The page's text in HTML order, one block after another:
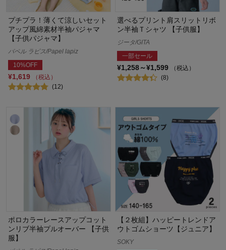
プチプラ！薄くて涼しいセット
アップ風綿素材半袖パジャマ
【子供パジャマ】
パペル ラピス/Papel lapiz
10%OFF
¥1,619
（税込）
(12)
選べるプリント肩スリットリボ
ン半袖Ｔシャツ 【子供服】
ジータ/GITA
一部セール
¥1,258～¥1,599
（税込）
(8)
ポロカラーレースアップコット
ンリブ半袖プルオーバー 【子供
服】
【２枚組】ハッピートレンドア
ウトゴムショーツ【ジュニア】
SOKY